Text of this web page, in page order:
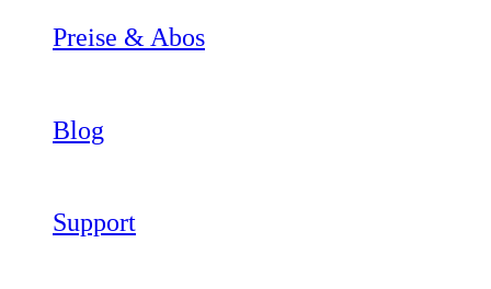
Preise & Abos
Blog
Support